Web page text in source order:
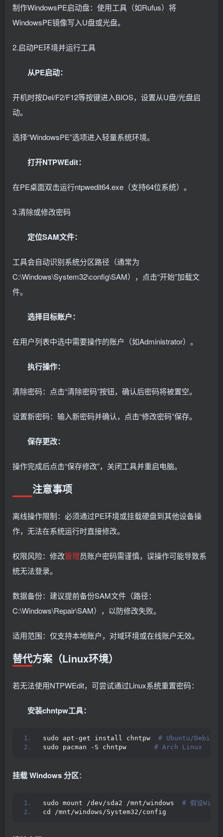
制作WindowsPE启动盘：使用工具（如Rufus）将
WindowsPE镜像写入U盘或光盘。
2.启动PE环境并运行工具
从PE启动：
开机时按Del/F2/F12等按键进入BIOS，设置从U盘/光盘启
动。
选择“WindowsPE”选项进入轻量系统环境。
打开NTPWEdit：
在PE桌面双击运行ntpwedit64.exe（支持64位系统）。
3.清除或修改密码
定位SAM文件：
工具会自动识别系统分区路径（通常为
C:\Windows\System32\config\SAM），点击“开始”加载文
件。
选择目标账户：
在用户列表中选中需要操作的账户（如Administrator）。
执行操作：
清除密码：点击“清除密码”按钮，确认后密码将被置空。
设置新密码：输入新密码并确认，点击“修改密码”保存。
保存更改：
操作完成后点击“保存修改”，关闭工具并重启电脑。
注意事项
离线操作限制：必须通过PE环境或挂载硬盘到其他设备操
作，无法在系统运行时直接修改。
权限风险：修改管理员账户密码需谨慎，误操作可能导致系
统无法登录。
数据备份：建议提前备份SAM文件（路径：
C:\Windows\Repair\SAM），以防修改失败。
适用范围：仅支持本地账户，对域环境或在线账户无效。
替代方案（Linux环境）
若无法使用NTPWEdit，可尝试通过Linux系统重置密码：
安装chntpw工具：
sudo apt-get install chntpw
# Ubuntu/Debian
sudo pacman -S chntpw
# Arch Linux
挂载 Windows 分区：
sudo mount /dev/sda2 /mnt/windows
# 假设
cd /mnt/windows/System32/config